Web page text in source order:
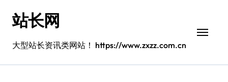
站长网
大型站长资讯类网站！ https://www.zxzz.com.cn